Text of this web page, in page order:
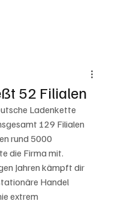
52 Filialen
Ladenkette
129 Filialen
rund 5000
die Firma mit.
Jahren kämpft dir
Handel
extrem